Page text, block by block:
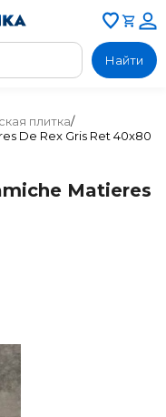
Найти
плитка/
De Rex Gris Ret 40x80
Matieres